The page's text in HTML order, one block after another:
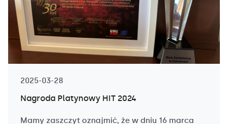
2025-03-28
Nagroda Platynowy HIT 2024
Mamy zaszczyt oznajmić, że w dniu 16 marca